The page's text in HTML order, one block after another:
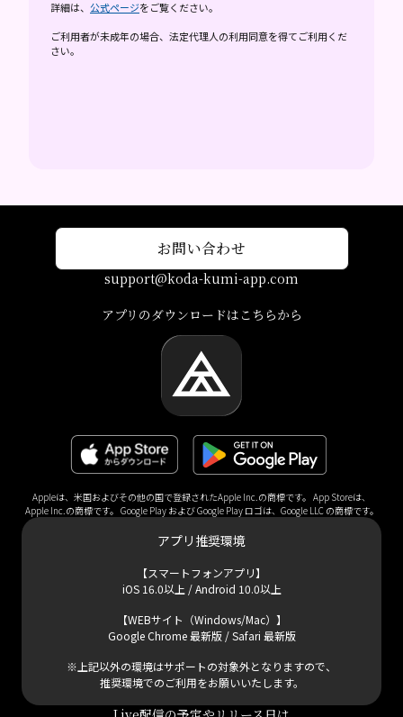
詳細は、 公式ページをご覧ください。
ご利用者が未成年の場合、法定代理人の利用同意を得てご利用くだ
さい。
お問い合わせ
support@koda-kumi-app.com
アプリのダウンロードはこちらから
Appleは、米国およびその他の国で登録されたApple Inc.の商標です。 App Storeは、
Apple Inc.の商標です。 Google Play および Google Play ロゴは、Google LLC の商標です。
アプリ推奨環境
【スマートフォンアプリ】
iOS 16.0以上 / Android 10.0以上
【WEBサイト（Windows/Mac）】
Google Chrome 最新版 / Safari 最新版
※上記以外の環境はサポートの対象外となりますので、
推奨環境でのご利用をお願いいたします。